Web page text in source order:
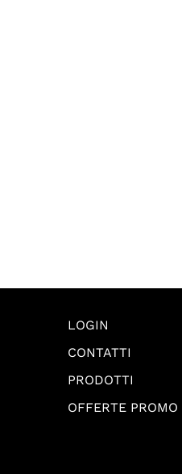
LOGIN
CONTATTI
PRODOTTI
OFFERTE PROMO